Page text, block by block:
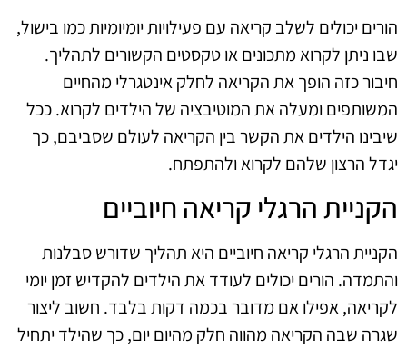
הורים יכולים לשלב קריאה עם פעילויות יומיומיות כמו בישול,
שבו ניתן לקרוא מתכונים או טקסטים הקשורים לתהליך.
חיבור כזה הופך את הקריאה לחלק אינטגרלי מהחיים
המשותפים ומעלה את המוטיבציה של הילדים לקרוא. ככל
שיבינו הילדים את הקשר בין הקריאה לעולם שסביבם, כך
יגדל הרצון שלהם לקרוא ולהתפתח.
הקניית הרגלי קריאה חיוביים
הקניית הרגלי קריאה חיוביים היא תהליך שדורש סבלנות
והתמדה. הורים יכולים לעודד את הילדים להקדיש זמן יומי
לקריאה, אפילו אם מדובר בכמה דקות בלבד. חשוב ליצור
שגרה שבה הקריאה מהווה חלק מהיום יום, כך שהילד יתחיל